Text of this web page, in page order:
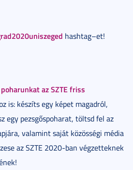
hashtag–et!
az SZTE friss
is: készíts egy képet magadról,
egy pezsgőspoharat, töltsd fel az
valamint saját közösségi média
az SZTE 2020-ban végzetteknek